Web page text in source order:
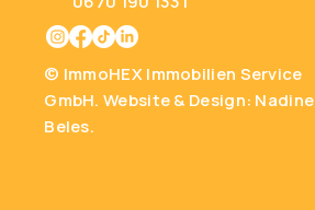
© ImmoHEX Immobilien Service
GmbH.Website & Design: Nadine
Beles.